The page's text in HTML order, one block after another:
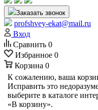
Заказать звонок
profshvey-ekat@mail.ru
Вход
Сравнить 0
Избранное 0
Корзина 0
К сожалению, ваша
Исправить это
выберите в каталоге
«В корзину».